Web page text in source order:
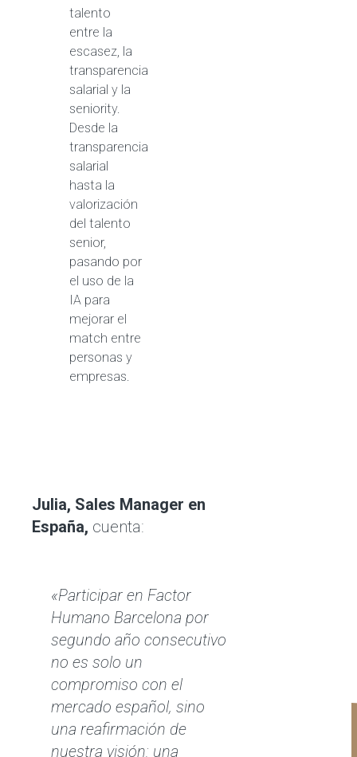
talento
entre la
escasez, la
transparencia
salarial y la
seniority.
Desde la
transparencia
salarial
hasta la
valorización
del talento
senior,
pasando por
el uso de la
IA para
mejorar el
match entre
personas y
empresas.
Julia, Sales Manager en
España, cuenta:
«Participar en Factor
Humano Barcelona por
segundo año consecutivo
no es solo un
compromiso con el
mercado español, sino
una reafirmación de
nuestra visión: una